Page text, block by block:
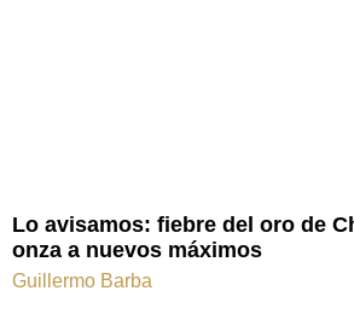
Lo avisamos: fiebre del oro de
onza a nuevos máximos
Guillermo Barba